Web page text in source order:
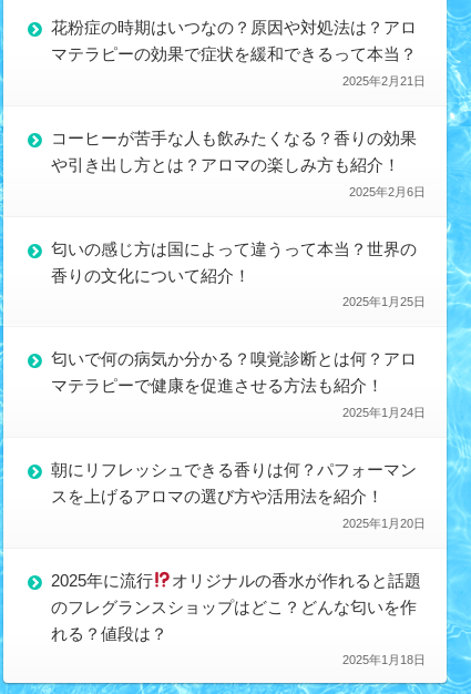
花粉症の時期はいつなの？原因や対処法は？アロ
マテラピーの効果で症状を緩和できるって本当？
2025年2月21日
コーヒーが苦手な人も飲みたくなる？香りの効果
や引き出し方とは？アロマの楽しみ方も紹介！
2025年2月6日
匂いの感じ方は国によって違うって本当？世界の
香りの文化について紹介！
2025年1月25日
匂いで何の病気か分かる？嗅覚診断とは何？アロ
マテラピーで健康を促進させる方法も紹介！
2025年1月24日
朝にリフレッシュできる香りは何？パフォーマン
スを上げるアロマの選び方や活用法を紹介！
2025年1月20日
2025年に流行
オリジナルの香水が作れると話題
のフレグランスショップはどこ？どんな匂いを作
れる？値段は？
2025年1月18日